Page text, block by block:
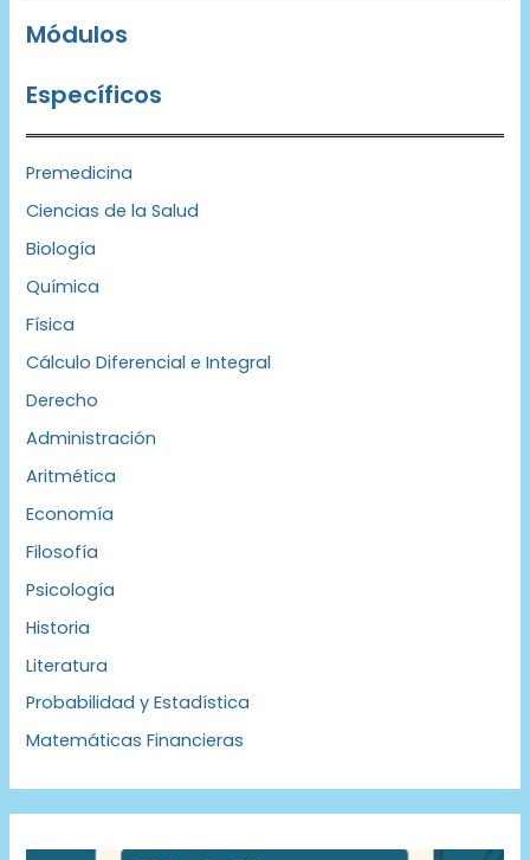
Módulos
Específicos
Premedicina
Ciencias de la Salud
Biología
Química
Física
Cálculo Diferencial e Integral
Derecho
Administración
Aritmética
Economía
Filosofía
Psicología
Historia
Literatura
Probabilidad y Estadística
Matemáticas Financieras